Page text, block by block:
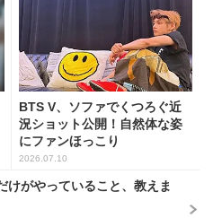
BTS V、ソファでくつろぐ近
況ショット公開！自然体な姿
にファンほっこり
2026.07.10
けがやっていること、教えま